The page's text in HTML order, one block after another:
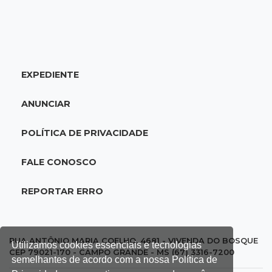
Utilizamos cookies essenciais e tecnologias
semelhantes de acordo com a nossa Política de
15:45Vídeo
e morre a caminho do hospital
15:35 Crime no Coophavila II
Acusado de matar ex da esposa a facadas
ensinarem português a estrangeiros
15:15 Pegue o guarda-chuva
EXPEDIENTE
ANUNCIAR
POLÍTICA DE PRIVACIDADE
FALE CONOSCO
REPORTAR ERRO
RUA ANTÔNIO MARIA COELHO, 4681 - VIVENDA DO BOSQUE
CEP 79021-170 - CAMPO GRANDE - MS (67) 3316-7200